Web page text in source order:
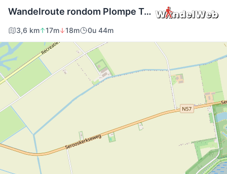
Wandelroute rondom Plompe Toren, bij Burgh-Haamstede
3,6 km 17m 18m 0u 44m